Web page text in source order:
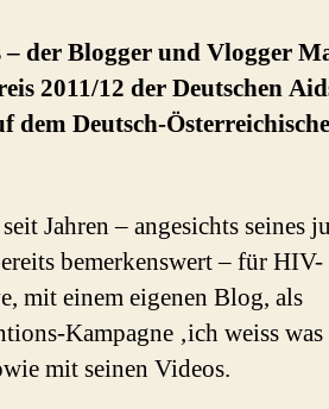
der Blogger und Vlogger
2011/12 der Deutschen
dem Deutsch-
Jahren – angesichts seines
bemerkenswert – für HIV-
mit einem eigenen Blog, als
Kampagne ‚ich weiss
mit seinen Videos.